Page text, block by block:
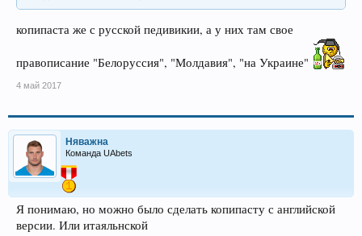
копипаста же с русской педивикии, а у них там свое
правописание "Белоруссия", "Молдавия", "на Украине"
4 май 2017
Няважна
Команда UAbets
Я понимаю, но можно было сделать копипасту с английской
версии. Или итаяльнской